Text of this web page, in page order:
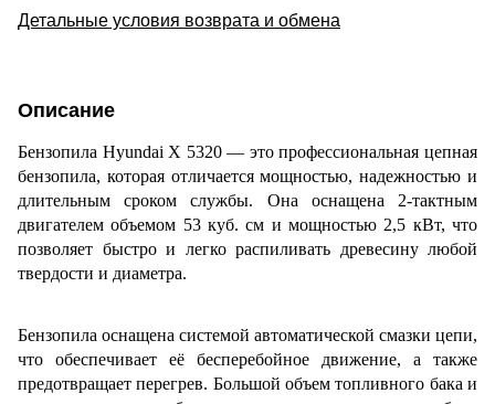
Детальные условия возврата и обмена
Описание
Бензопила Hyundai X 5320 — это профессиональная цепная
бензопила, которая отличается мощностью, надежностью и
длительным сроком службы. Она оснащена 2-тактным
двигателем объемом 53 куб. см и мощностью 2,5 кВт, что
позволяет быстро и легко распиливать древесину любой
твердости и диаметра.
Бензопила оснащена системой автоматической смазки цепи,
что обеспечивает её бесперебойное движение, а также
предотвращает перегрев. Большой объем топливного бака и